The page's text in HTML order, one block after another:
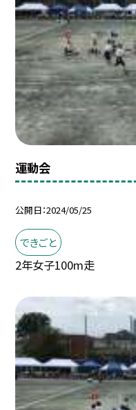
運動会
公開日 2024/05/25
できごと
2年女子100m走